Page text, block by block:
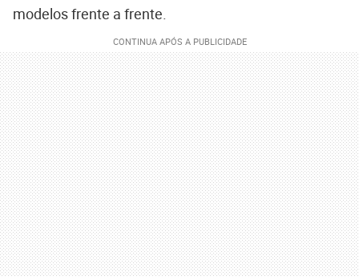
modelos frente a frente.